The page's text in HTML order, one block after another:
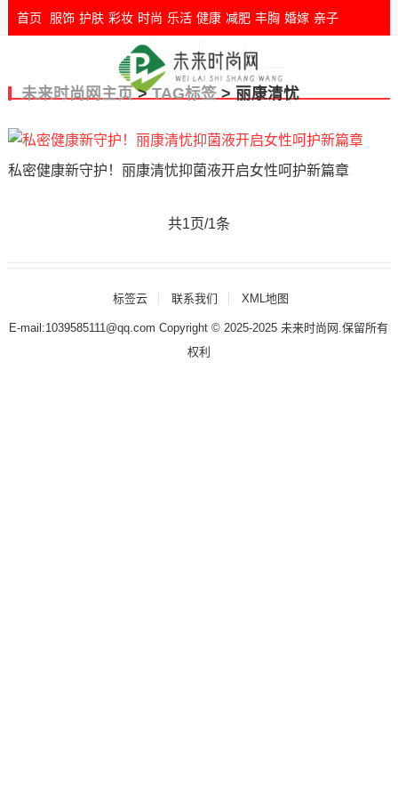
首页 服饰 护肤 彩妆 时尚 乐活 健康 减肥 丰胸 婚嫁 亲子
未来时尚网主页>TAG标签> 丽康清忧
私密健康新守护！丽康清忧抑菌液开启女性呵护新篇章
共1页/1条
标签云 联系我们 XML地图
E-mail:1039585111@qq.com Copyright © 2025-2025未来时尚网 .保留所有
权利